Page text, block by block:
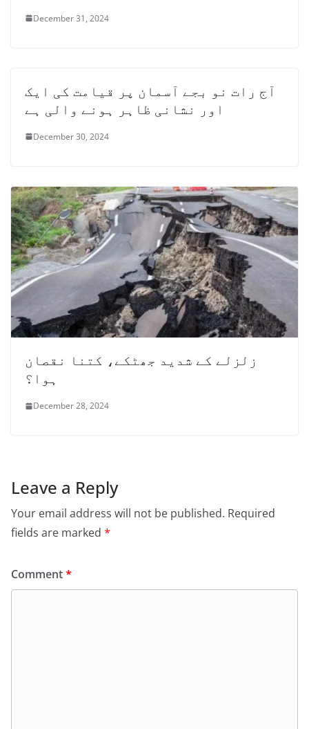
December 31, 2024
آج رات نو بجے آسمان پر قیامت کی ایک
اور نشانی ظاہر ہونے والی ہے
December 30, 2024
زلزلے کے شدید جھٹکے، کتنا نقصان
ہوا؟
December 28, 2024
Leave a Reply
Your email address will not be published. Required
fields are marked *
Comment*